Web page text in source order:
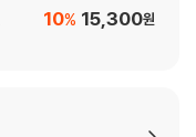
15,300원
10%